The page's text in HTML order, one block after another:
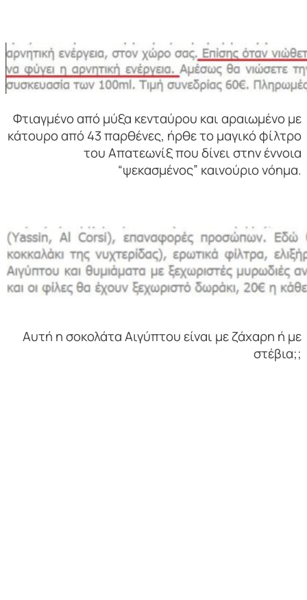
Φτιαγμένο από μύξα κενταύρου και αραιωμένο με
κάτουρο από 43 παρθένες, ήρθε το μαγικό φίλτρο
του Απατεωνίξ που δίνει στην έννοια
“ψεκασμένος” καινούριο νόημα.
Αυτή η σοκολάτα Αιγύπτου είναι με ζάχαρη ή με
στέβια;;